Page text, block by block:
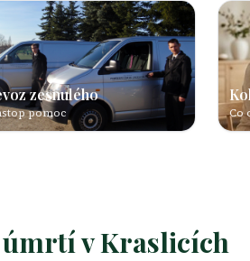
zesnulého
pomoc Co
v Kraslicích